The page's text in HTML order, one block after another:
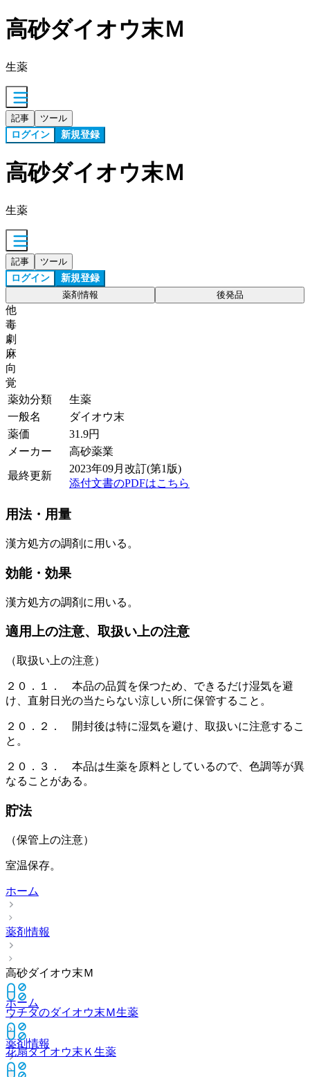
高砂ダイオウ末Ｍ
生薬
記事 ツール
ログイン 新規登録
高砂ダイオウ末Ｍ
生薬
記事 ツール
ログイン 新規登録
薬剤情報 後発品
他
毒
劇
麻
向
覚
薬効分類
生薬
一般名
ダイオウ末
薬価
31.9円
メーカー
高砂薬業
最終更新
2023年09月改訂(第1版)
添付文書のPDFはこちら
用法・用量
漢方処方の調剤に用いる。
効能・効果
漢方処方の調剤に用いる。
適用上の注意、取扱い上の注意
（取扱い上の注意）
２０．１． 本品の品質を保つため、できるだけ湿気を避
け、直射日光の当たらない涼しい所に保管すること。
２０．２． 開封後は特に湿気を避け、取扱いに注意するこ
と。
２０．３． 本品は生薬を原料としているので、色調等が異
なることがある。
貯法
（保管上の注意）
室温保存。
ホーム
薬剤情報
高砂ダイオウ末Ｍ
ウチダのダイオウ末Ｍ生薬
花扇ダイオウ末Ｋ 生薬
ホーム
薬剤情報